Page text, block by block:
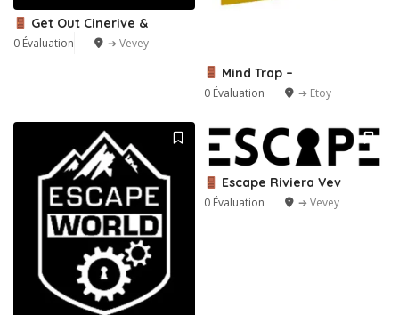
Get Out Cinerive &
0 Évaluation ➔ Vevey
Mind Trap –
0 Évaluation ➔ Etoy
Escape Riviera Vev
0 Évaluation ➔ Vevey